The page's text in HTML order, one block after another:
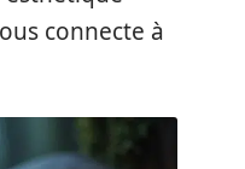
connecte à